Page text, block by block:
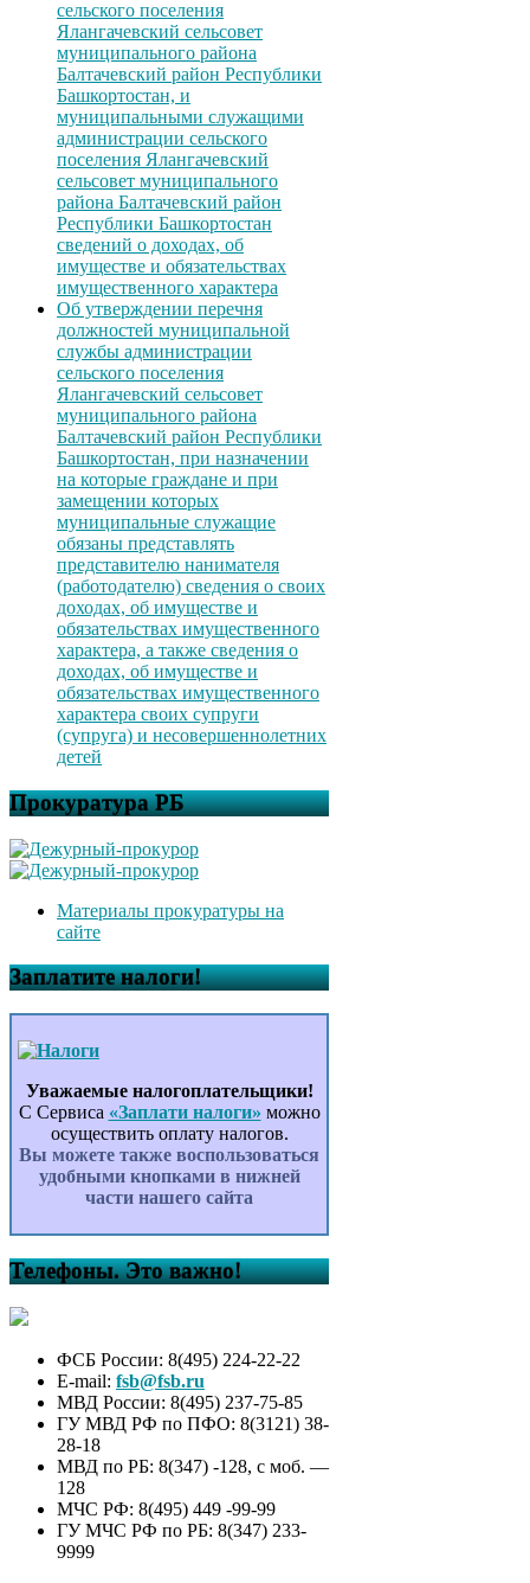
сельского поселения
Ялангачевский сельсовет
муниципального района
Балтачевский район Республики
Башкортостан, и
муниципальными служащими
администрации сельского
поселения Ялангачевский
сельсовет муниципального
района Балтачевский район
Республики Башкортостан
сведений о доходах, об
имуществе и обязательствах
имущественного характера
Об утверждении перечня
должностей муниципальной
службы администрации
сельского поселения
Ялангачевский сельсовет
муниципального района
Балтачевский район Республики
Башкортостан, при назначении
на которые граждане и при
замещении которых
муниципальные служащие
обязаны представлять
представителю нанимателя
(работодателю) сведения о своих
доходах, об имуществе и
обязательствах имущественного
характера, а также сведения о
доходах, об имуществе и
обязательствах имущественного
характера своих супруги
(супруга) и несовершеннолетних
детей
Прокуратура РБ
Материалы прокуратуры на
сайте
Заплатите налоги!
Уважаемые налогоплательщики!
С Сервиса «Заплати налоги» можно
осуществить оплату налогов.
Вы можете также воспользоваться
удобными кнопками в нижней
части нашего сайта
Телефоны. Это важно!
ФСБ России: 8(495) 224-22-22
E-mail: fsb@fsb.ru
МВД России: 8(495) 237-75-85
ГУ МВД РФ по ПФО: 8(3121) 38-
28-18
МВД по РБ: 8(347) -128, с моб. —
128
МЧС РФ: 8(495) 449 -99-99
ГУ МЧС РФ по РБ: 8(347) 233-
9999